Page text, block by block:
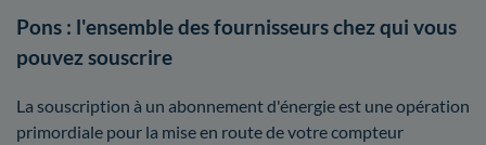
Pons : l'ensemble des fournisseurs chez qui vous
pouvez souscrire
La souscription à un abonnement d'énergie est une opération
primordiale pour la mise en route de votre compteur